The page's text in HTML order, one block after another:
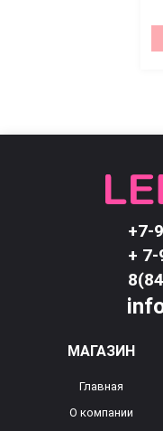
+7-
+
МАГАЗИН
Главная
О компании